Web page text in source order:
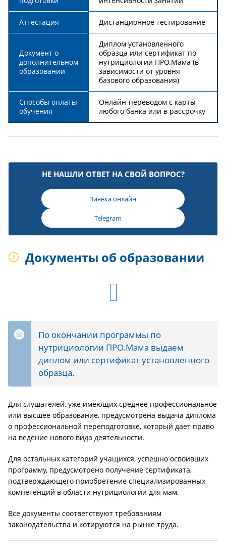
Аттестация Дистанционное тестирование
Документ о
дополнительном
образовании
Диплом установленного
образца или сертификат по
нутрициологии ПРО.Мама (в
зависимости от уровня
базового образования)
Способы оплаты
обучения
Онлайн-переводом с карты
любого банка или в рассрочку
НЕ НАШЛИ ОТВЕТ НА СВОЙ ВОПРОС?
Заявка онлайн
Telegram
Документы об образовании
По окончании программы по
нутрициологии ПРО.Мама выдаем
диплом или сертификат установленного
образца.
Для слушателей, уже имеющих среднее профессиональное
или высшее образование, предусмотрена выдача диплома
о профессиональной переподготовке, который дает право
на ведение нового вида деятельности.
Для остальных категорий учащихся, успешно освоивших
программу, предусмотрено получение сертификата,
подтверждающего приобретение специализированных
компетенций в области нутрициологии для мам.
Все документы соответствуют требованиям
законодательства и котируются на рынке труда.